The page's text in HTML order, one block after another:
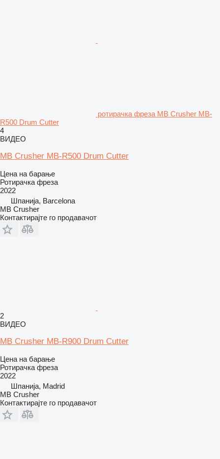
ротирачка фреза MB Crusher MB-
R500 Drum Cutter
4
ВИДЕО
MB Crusher MB-R500 Drum Cutter
Цена на барање
Ротирачка фреза
2022
Шпанија, Barcelona
MB Crusher
Контактирајте го продавачот
2
ВИДЕО
MB Crusher MB-R900 Drum Cutter
Цена на барање
Ротирачка фреза
2022
Шпанија, Madrid
MB Crusher
Контактирајте го продавачот